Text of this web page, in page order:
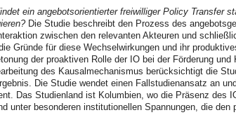
ein angebotsorientierter freiwilliger Policy Transfer
Die Studie beschreibt den Prozess des
zwischen den relevanten Akteuren und
Gründe für diese Wechselwirkungen und ihr
der proaktiven Rolle der IO bei der Förderung
des Kausalmechanismus berücksichtigt die
Die Studie wendet einen Fallstudienansatz an
Das Studienland ist Kolumbien, wo die Präsenz des
unter besonderen institutionellen Spannungen, die